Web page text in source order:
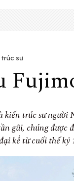
trúc sư
trúc sư người
gũi, chúng được
kể từ cuối thế kỷ